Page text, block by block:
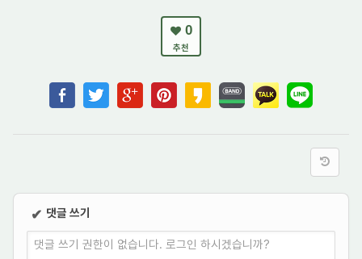
0
추천
✔ 댓글 쓰기
댓글 쓰기 권한이 없습니다. 로그인 하시겠습니까?